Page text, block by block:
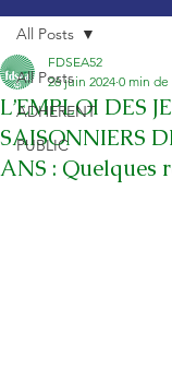
All Posts
ADHERENT
PUBLIC
All Posts
L’EMPLOI DES
SAISONNIERS
ANS : Quelques
FDSEA52
26 juin 2024 0 min